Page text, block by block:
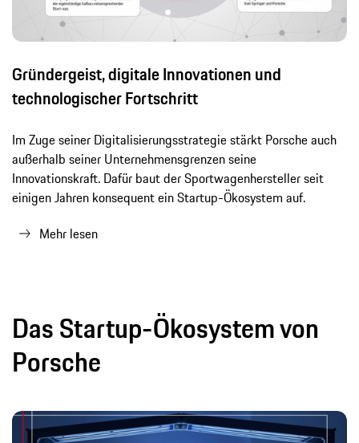
Gründergeist, digitale Innovationen und
technologischer Fortschritt
Im Zuge seiner Digitalisierungsstrategie stärkt Porsche auch
außerhalb seiner Unternehmensgrenzen seine
Innovationskraft. Dafür baut der Sportwagenhersteller seit
einigen Jahren konsequent ein Startup-Ökosystem auf.
Mehr lesen
Das Startup-Ökosystem von
Porsche